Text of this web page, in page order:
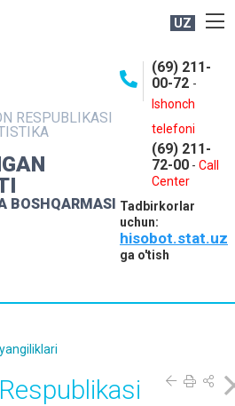
UZ
RESPUBLIKASI
BOSHQARMASI
(69) 211-
00-72 -
Ishonch
telefoni
(69) 211-
72-00 - Call
Center
Tadbirkorlar
uchun:
hisobot.stat.uz
ga o'tish
NASHRLAR
XIZMATLAR
XIZMATI